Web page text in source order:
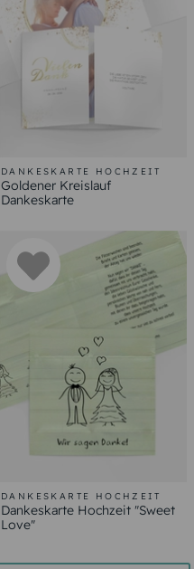
DANKESKARTE HOCHZEIT
Goldener Kreislauf
Dankeskarte
DANKESKARTE HOCHZEIT
Dankeskarte Hochzeit "Sweet
Love"